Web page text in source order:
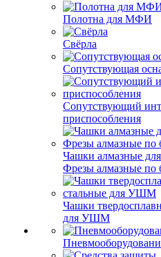
Полотна для МФИ
Свёрла
Сопутствующая
Сопутствующий
приспособления
Чашки алмазные
Фрезы алмазные по
Чашки
для УШМ